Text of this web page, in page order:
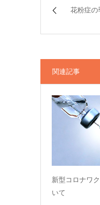
花粉症の
関連記事
新型コロナワ
いて